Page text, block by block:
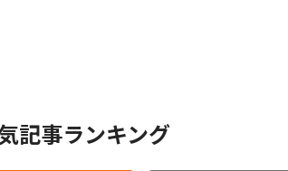
記事ランキング